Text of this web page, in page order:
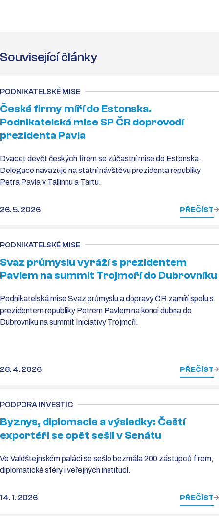
Související články
PODNIKATELSKÉ MISE
České firmy míří do Estonska.
Podnikatelská mise SP ČR doprovodí
prezidenta Pavla
Dvacet devět českých firem se zúčastní mise do Estonska.
Delegace navazuje na státní návštěvu prezidenta republiky
Petra Pavla v Tallinnu a Tartu.
26. 5. 2026 PŘEČÍST
PODNIKATELSKÉ MISE
Svaz průmyslu vyráží s prezidentem
Pavlem na summit Trojmoří do Dubrovníku
Podnikatelská mise Svaz průmyslu a dopravy ČR zamíří spolu s
prezidentem republiky Petrem Pavlem na konci dubna do
Dubrovníku na summit Iniciativy Trojmoří.
28. 4. 2026 PŘEČÍST
PODPORA INVESTIC
Byznys, diplomacie a výsledky: Čeští
exportéři se opět sešli v Senátu
Ve Valdštejnském paláci se sešlo bezmála 200 zástupců firem,
diplomatické sféry i veřejných institucí.
14. 1. 2026 PŘEČÍST